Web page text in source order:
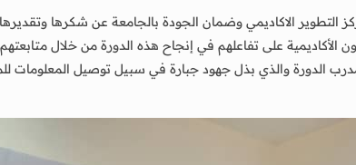
التطوير الاكاديمي وضمان الجودة بالجامعة عن شكرها
على تفاعلهم في إنجاح هذه الدورة من خلال
الدورة والذي بذل جهود جبارة في سبيل توصيل المعلومات